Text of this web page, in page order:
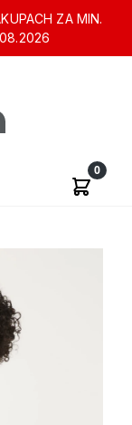
ZA MIN.